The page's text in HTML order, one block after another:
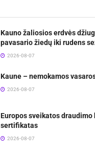
Kauno žaliosios erdvės
pavasario žiedų iki rudens
2026-08-07
Kaune – nemokamos
2026-08-07
Europos sveikatos
sertifikatas
2026-08-07